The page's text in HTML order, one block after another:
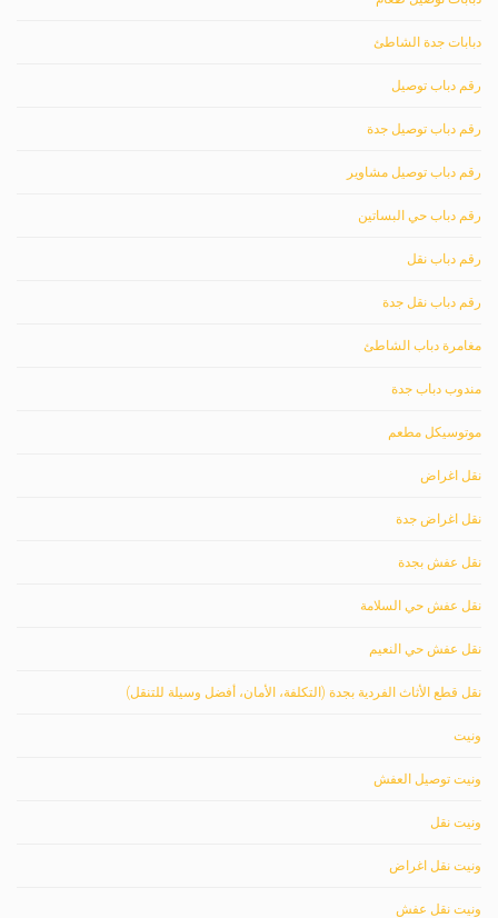
دبابات جدة الشاطئ
رقم دباب توصيل
رقم دباب توصيل جدة
رقم دباب توصيل مشاوير
رقم دباب حي البساتين
رقم دباب نقل
رقم دباب نقل جدة
مغامرة دباب الشاطئ
مندوب دباب جدة
موتوسيكل مطعم
نقل اغراض
نقل اغراض جدة
نقل عفش بجدة
نقل عفش حي السلامة
نقل عفش حي النعيم
نقل قطع الأثاث الفردية بجدة (التكلفة، الأمان، أفضل وسيلة للتنقل)
ونيت
ونيت توصيل العفش
ونيت نقل
ونيت نقل اغراض
ونيت نقل عفش